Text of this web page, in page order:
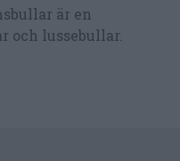
är en
och lussebullar.